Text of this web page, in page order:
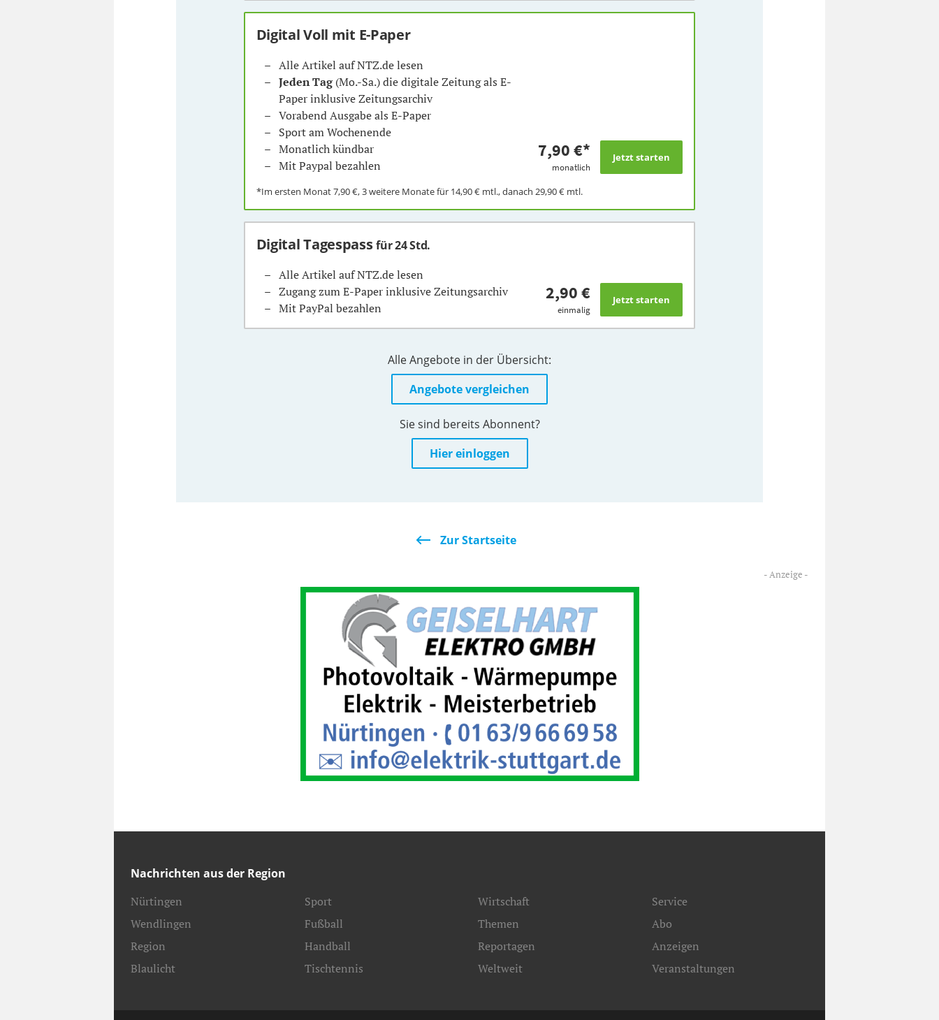
Digital Voll mit E-Paper
Alle Artikel auf NTZ.de lesen
Jeden Tag(Mo.-Sa.) die digitale Zeitung als E-
Paper inklusive Zeitungsarchiv
Vorabend Ausgabe als E-Paper
Sport am Wochenende
Monatlich kündbar
Mit Paypal bezahlen
7,90 €*
monatlich
*Im ersten Monat7,90 €, 3 weitere Monate für 14,90 €mtl., danach 29,90 €mtl.
Digital Tagespassfür 24 Std.
Alle Artikel auf NTZ.de lesen
Zugang zum E-Paper inklusive Zeitungsarchiv
Mit PayPal bezahlen
2,90 €
einmalig
Alle Angebote in der Übersicht:
Angebote vergleichen
Sie sind bereits Abonnent?
Hier einloggen
Zur Startseite
Nachrichten aus der Region
Nürtingen
Wendlingen
Region
Blaulicht
Sport
Fußball
Handball
Tischtennis
Wirtschaft
Themen
Reportagen
Weltweit
Service
Abo
Anzeigen
Veranstaltungen